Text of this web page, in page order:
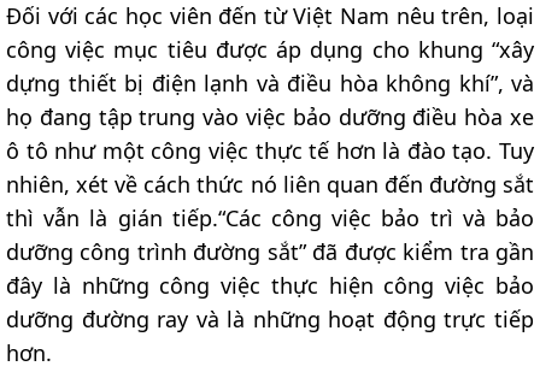
Đối với các học viên đến từ Việt Nam nêu trên, loại
công việc mục tiêu được áp dụng cho khung “xây
dựng thiết bị điện lạnh và điều hòa không khí”, và
họ đang tập trung vào việc bảo dưỡng điều hòa xe
ô tô như một công việc thực tế hơn là đào tạo. Tuy
nhiên, xét về cách thức nó liên quan đến đường sắt
thì vẫn là gián tiếp.“Các công việc bảo trì và bảo
dưỡng công trình đường sắt” đã được kiểm tra gần
đây là những công việc thực hiện công việc bảo
dưỡng đường ray và là những hoạt động trực tiếp
hơn.